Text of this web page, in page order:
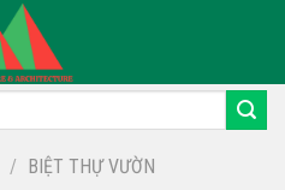
/ BIỆT THỰ VƯỜN